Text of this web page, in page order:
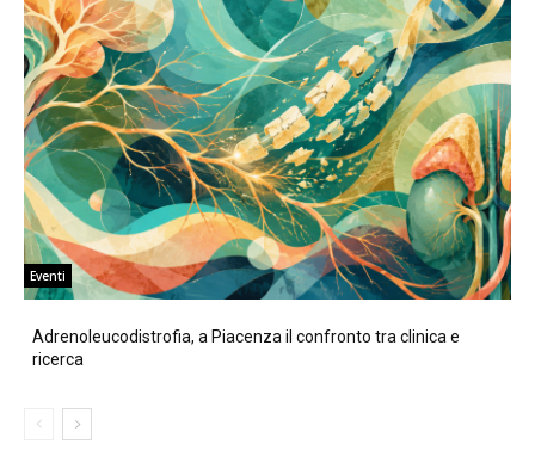
Eventi
Adrenoleucodistrofia, a Piacenza il confronto tra clinica e
ricerca